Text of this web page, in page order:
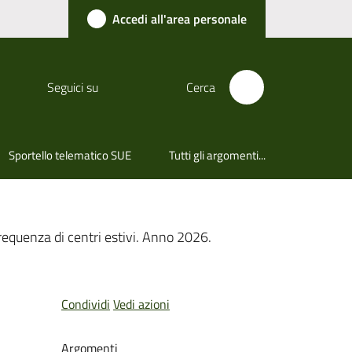
Accedi all'area personale
Seguici su Cerca
Sportello telematico SUE Tutti gli argomenti...
di centri estivi. Anno 2026.
Condividi Vedi azioni
Argomenti